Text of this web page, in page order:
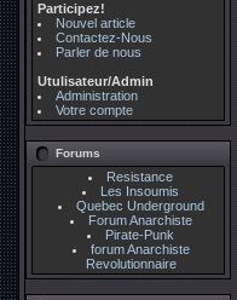
Participez!
Nouvel article
Contactez-Nous
Parler de nous
Utulisateur/Admin
Administration
Votre compte
Forums
Resistance
Les Insoumis
Quebec Underground
Forum Anarchiste
Pirate-Punk
forum Anarchiste
Revolutionnaire